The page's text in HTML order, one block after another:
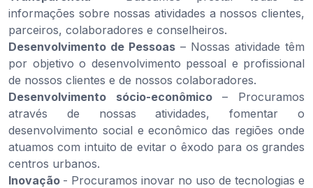
informações sobre nossas atividades a nossos clientes,
parceiros, colaboradores e conselheiros.
Desenvolvimento de Pessoas – Nossas atividade têm
por objetivo o desenvolvimento pessoal e profissional
de nossos clientes e de nossos colaboradores.
Desenvolvimento sócio-econômico– Procuramos
através de nossas atividades, fomentar o
desenvolvimento social e econômico das regiões onde
atuamos com intuito de evitar o êxodo para os grandes
centros urbanos.
Inovação - Procuramos inovar no uso de tecnologias e